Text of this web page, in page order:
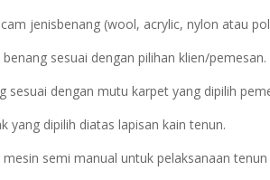
jenisbenang (wool, acrylic, nylon atau
sesuai dengan pilihan klien/pemesan.
sesuai dengan mutu karpet yang dipilih
yang dipilih diatas lapisan kain tenun.
semi manual untuk pelaksanaan